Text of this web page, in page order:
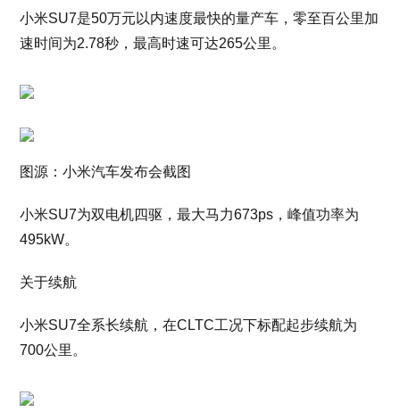
小米SU7是50万元以内速度最快的量产车，零至百公里加
速时间为2.78秒，最高时速可达265公里。
图源：小米汽车发布会截图
小米SU7为双电机四驱，最大马力673ps，峰值功率为
495kW。
关于续航
小米SU7全系长续航，在CLTC工况下标配起步续航为
700公里。